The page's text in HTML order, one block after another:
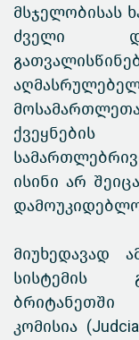
მსჯელობისას
ძველი
ისინი არ
მიუხედავად
სისტემის
ბრიტანეთში
კომისია